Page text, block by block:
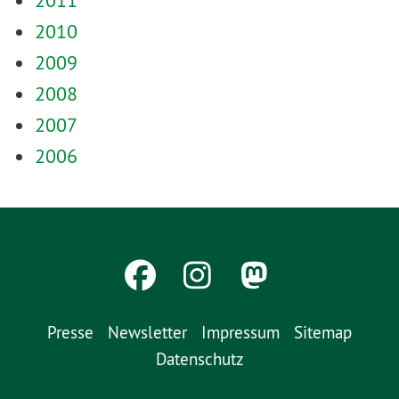
2010
2009
2008
2007
2006
Presse Newsletter Impressum
Sitemap
Datenschutz